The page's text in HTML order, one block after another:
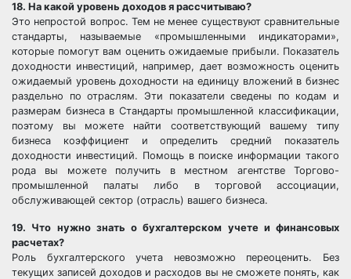
18. На какой уровень доходов я рассчитываю?
Это непростой вопрос. Тем не менее существуют сравнительные
стандарты, называемые «промышленными индикаторами»,
которые помогут вам оценить ожидаемые прибыли. Показатель
доходности инвестиций, например, дает возможность оценить
ожидаемый уровень доходности на единицу вложений в бизнес
раздельно по отраслям. Эти показатели сведены по кодам и
размерам бизнеса в Стандарты промышленной классификации,
поэтому вы можете найти соответствующий вашему типу
бизнеса коэффициент и определить средний показатель
доходности инвестиций. Помощь в поиске информации такого
рода вы можете получить в местном агентстве Торгово-
промышленной палаты либо в торговой ассоциации,
обслуживающей сектор (отрасль) вашего бизнеса.
19. Что нужно знать о бухгалтерском учете и финансовых
расчетах?
Роль бухгалтерского учета невозможно переоценить. Без
текущих записей доходов и расходов вы не сможете понять, как